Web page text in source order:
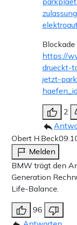
https://
drueckt-
jetzt-
2
Obert H.Beck
Melden
BMW trägt den
Generation
Life-Balance.
96